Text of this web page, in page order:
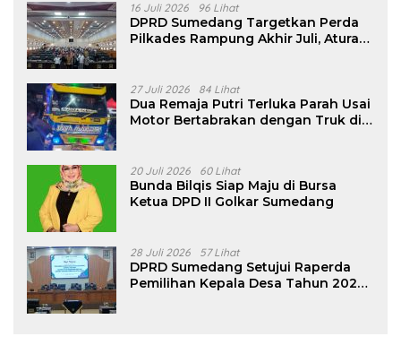
16 Juli 2026 96 Lihat
DPRD Sumedang Targetkan Perda
Pilkades Rampung Akhir Juli, Aturan
27 Juli 2026 84 Lihat
Dua Remaja Putri Terluka Parah Usai
Motor Bertabrakan dengan Truk di
20 Juli 2026 60 Lihat
Bunda Bilqis Siap Maju di Bursa
Ketua DPD II Golkar Sumedang
28 Juli 2026 57 Lihat
DPRD Sumedang Setujui Raperda
Pemilihan Kepala Desa Tahun 2026